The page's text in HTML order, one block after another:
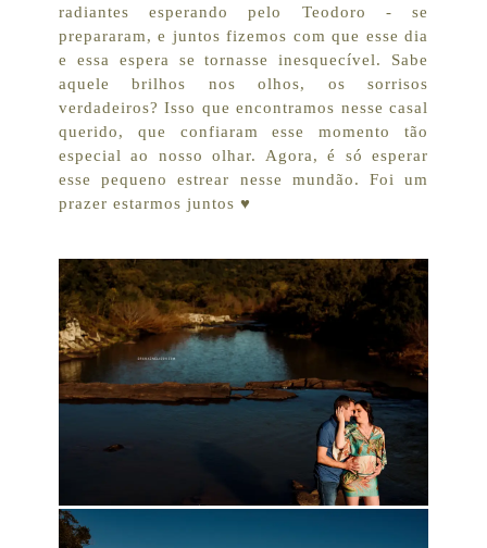
radiantes esperando pelo Teodoro - se
prepararam, e juntos fizemos com que esse dia
e essa espera se tornasse inesquecível. Sabe
aquele brilhos nos olhos, os sorrisos
verdadeiros? Isso que encontramos nesse casal
querido, que confiaram esse momento tão
especial ao nosso olhar. Agora, é só esperar
esse pequeno estrear nesse mundão. Foi um
prazer estarmos juntos ♥